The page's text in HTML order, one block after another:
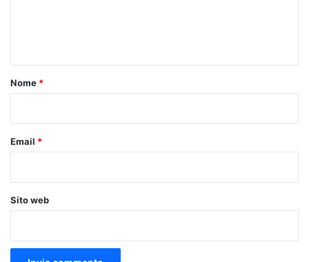
o
Nome *
Email *
Sito web